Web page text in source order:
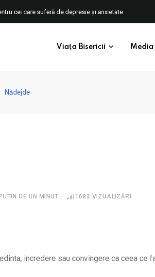
cei care suferă de depresie și anxietate
Viața Bisericii Media
Nădejde
DE UN MINUT 1683 VIZUALIZĂRI
incredere sau convingere ca ceea ce